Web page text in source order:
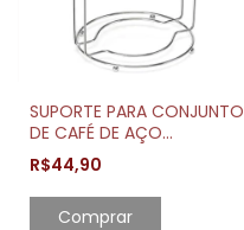
SUPORTE PARA CONJUNTO
DE CAFÉ DE AÇO
CROMADO, CAPACIDADE
PARA 6 PIRES/XÍCARAS
ARTHI
R$44,90
Comprar